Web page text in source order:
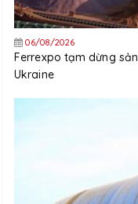
06/08/2026
Ferrexpo tạm dừng
Ukraine